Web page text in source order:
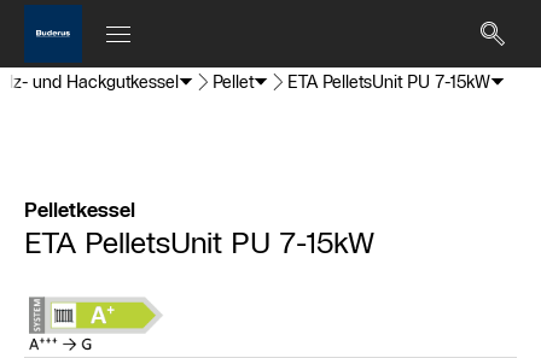
und Hackgutkessel Pellet ETA PelletsUnit PU 7-15kW
Pelletkessel
ETA PelletsUnit PU 7-15kW